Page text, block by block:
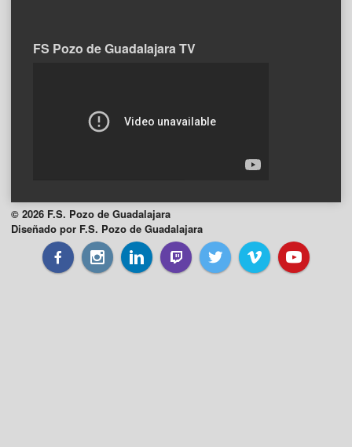
FS Pozo de Guadalajara TV
© 2026 F.S. Pozo de Guadalajara
Diseñado por F.S. Pozo de Guadalajara